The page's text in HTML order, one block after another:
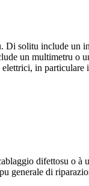
solitu include un
un multimetru o
in
difettosu o à
generale di